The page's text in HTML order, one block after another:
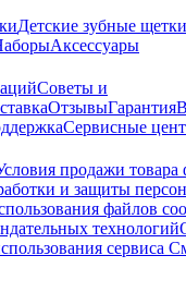
Детские зубные щетки
Аксессуары
Советы и
ОтзывыГарантия
Сервисные
продажи товара
и защиты
файлов
технологий
сервиса